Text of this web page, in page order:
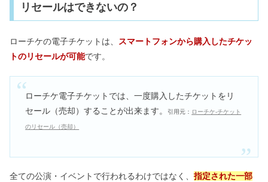
リセールはできないの？
ローチケの電子チケットは、 スマートフォンから購入したチケッ
トのリセールが可能です。
ローチケ電子チケットでは、一度購入したチケットをリ
セール（売却）することが出来ます。
引用元： ローチケ‐チケット
のリセール（売却）
全ての公演・イベントで行われるわけではなく、 指定された一部